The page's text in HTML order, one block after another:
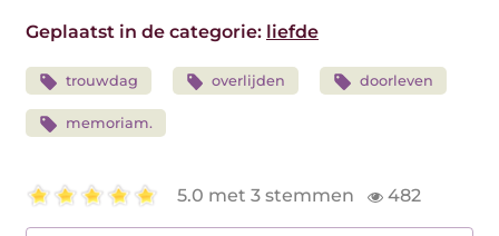
Geplaatst in de categorie: liefde
trouwdag overlijden doorleven
memoriam.
5.0 met 3 stemmen 482